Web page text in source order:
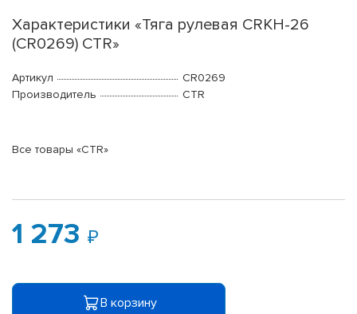
Характеристики «Тяга рулевая CRKH-26
(CR0269) CTR»
Артикул
CR0269
Производитель
CTR
Все товары «CTR»
1 273
В корзину